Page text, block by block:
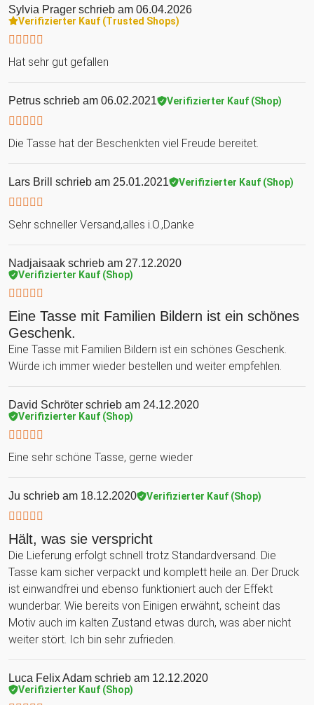
Sylvia Prager schrieb am 06.04.2026
Verifizierter Kauf (Trusted Shops)
Hat sehr gut gefallen
Petrus schrieb am 06.02.2021 Verifizierter Kauf (Shop)
Die Tasse hat der Beschenkten viel Freude bereitet.
Lars Brill schrieb am 25.01.2021 Verifizierter Kauf (Shop)
Sehr schneller Versand,alles i.O.,Danke
Nadjaisaak schrieb am 27.12.2020
Verifizierter Kauf (Shop)
Eine Tasse mit Familien Bildern ist ein schönes
Geschenk.
Eine Tasse mit Familien Bildern ist ein schönes Geschenk.
Würde ich immer wieder bestellen und weiter empfehlen.
David Schröter schrieb am 24.12.2020
Verifizierter Kauf (Shop)
Eine sehr schöne Tasse, gerne wieder
Ju schrieb am 18.12.2020 Verifizierter Kauf (Shop)
Hält, was sie verspricht
Die Lieferung erfolgt schnell trotz Standardversand. Die
Tasse kam sicher verpackt und komplett heile an. Der Druck
ist einwandfrei und ebenso funktioniert auch der Effekt
wunderbar. Wie bereits von Einigen erwähnt, scheint das
Motiv auch im kalten Zustand etwas durch, was aber nicht
weiter stört. Ich bin sehr zufrieden.
Luca Felix Adam schrieb am 12.12.2020
Verifizierter Kauf (Shop)